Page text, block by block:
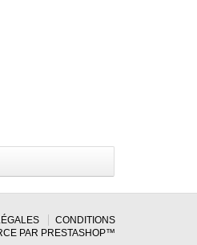
CONDITIONS
PAR PRESTASHOP™